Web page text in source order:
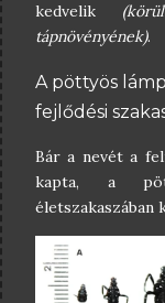
kedvelik
tápnövényének).
A pöttyös
fejlődési
Bár a nevét a
kapta, a
életszakaszában